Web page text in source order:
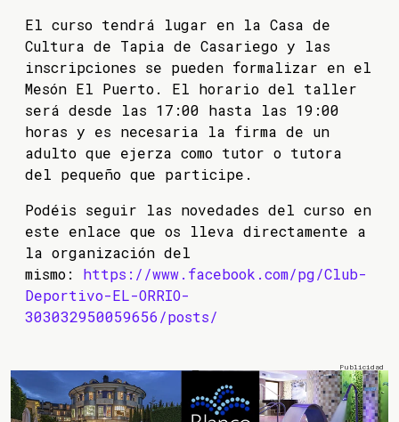
El curso tendrá lugar en la Casa de
Cultura de Tapia de Casariego y las
inscripciones se pueden formalizar en el
Mesón El Puerto. El horario del taller
será desde las 17:00 hasta las 19:00
horas y es necesaria la firma de un
adulto que ejerza como tutor o tutora
del pequeño que participe.
Podéis seguir las novedades del curso en
este enlace que os lleva directamente a
la organización del
mismo: https://www.facebook.com/pg/Club-
Deportivo-EL-ORRIO-
303032950059656/posts/